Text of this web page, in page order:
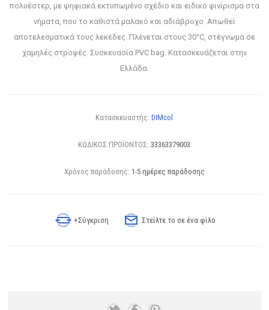
πολυέστερ, με ψηφιακά εκτυπωμένο σχέδιο και ειδικό φινίρισμα στα
νήματα, που το καθιστά μαλακό και αδιάβροχο. Απωθεί
αποτελεσματικά τους λεκέδες. Πλένεται στους 30°C, στέγνωμα σε
χαμηλές στροφές. Συσκευασία PVC bag. Κατασκευάζεται στην
Ελλάδα.
Κατασκευαστής: DIMcol
ΚΩΔΙΚΟΣ ΠΡΟΪΟΝΤΟΣ: 33363379003
Χρόνος παράδοσης: 1-5 ημέρες παράδοσης
+Σύγκριση Στείλτε το σε ένα φίλο